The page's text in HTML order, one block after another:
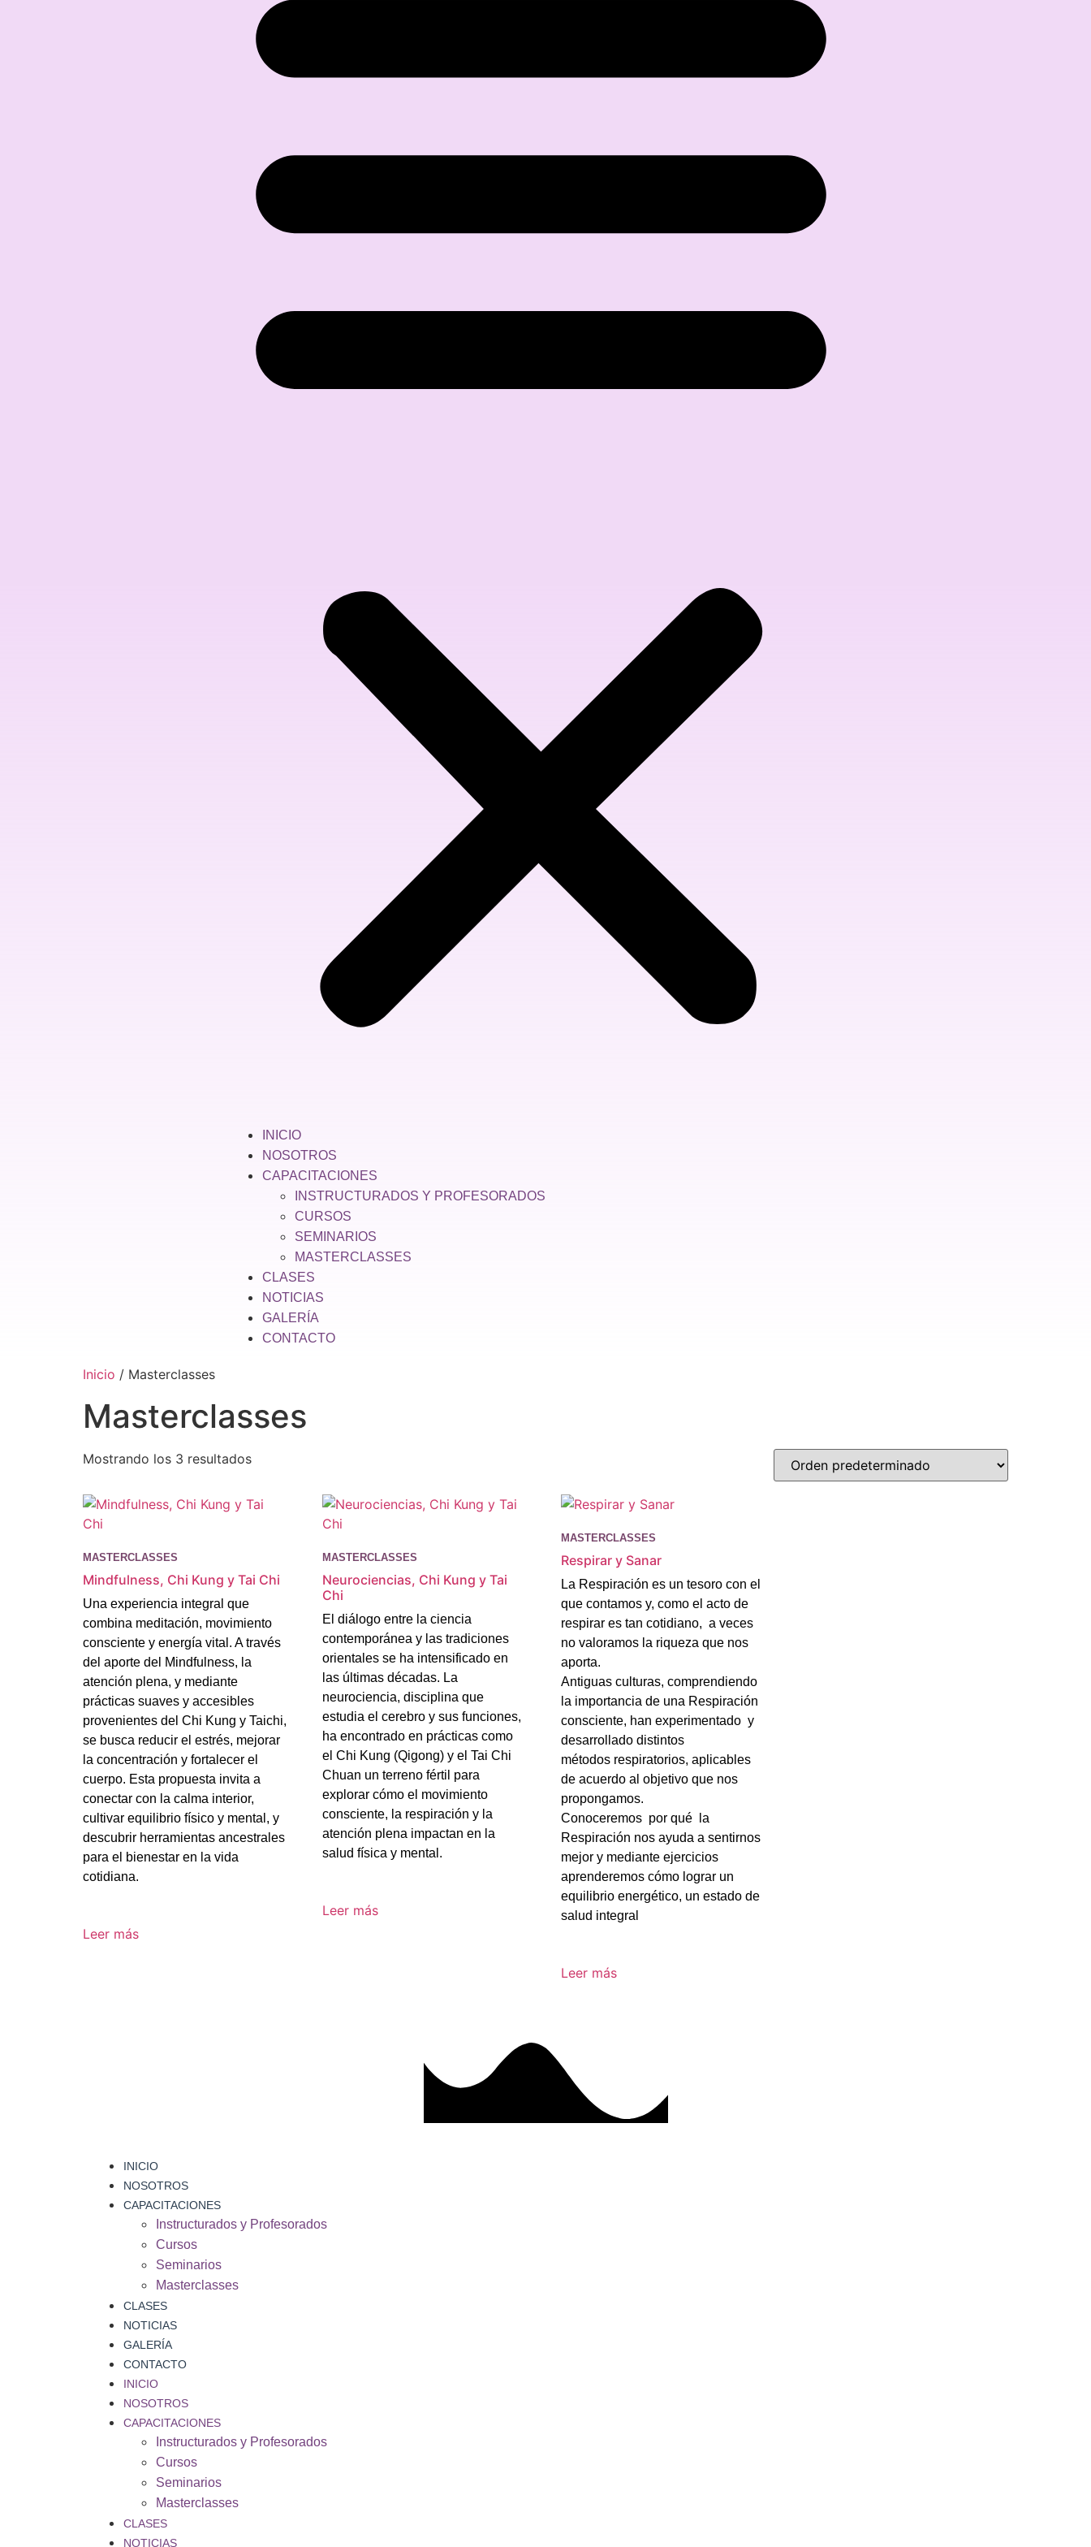
INICIO
NOSOTROS
CAPACITACIONES
INSTRUCTURADOS Y PROFESORADOS
CURSOS
SEMINARIOS
MASTERCLASSES
CLASES
NOTICIAS
GALERÍA
CONTACTO
Inicio / Masterclasses
Masterclasses
Mostrando los 3 resultados
MASTERCLASSES
Mindfulness, Chi Kung y Tai Chi
Una experiencia integral que
combina meditación, movimiento
consciente y energía vital. A través
del aporte del Mindfulness, la
atención plena, y mediante
prácticas suaves y accesibles
provenientes del Chi Kung y Taichi,
se busca reducir el estrés, mejorar
la concentración y fortalecer el
cuerpo. Esta propuesta invita a
conectar con la calma interior,
cultivar equilibrio físico y mental, y
descubrir herramientas ancestrales
para el bienestar en la vida
cotidiana.
Leer más
MASTERCLASSES
Neurociencias, Chi Kung y Tai
Chi
El diálogo entre la ciencia
contemporánea y las tradiciones
orientales se ha intensificado en
las últimas décadas. La
neurociencia, disciplina que
estudia el cerebro y sus funciones,
ha encontrado en prácticas como
el Chi Kung (Qigong) y el Tai Chi
Chuan un terreno fértil para
explorar cómo el movimiento
consciente, la respiración y la
atención plena impactan en la
salud física y mental.
Leer más
MASTERCLASSES
Respirar y Sanar
La Respiración es un tesoro con el
que contamos y, como el acto de
respirar es tan cotidiano, a veces
no valoramos la riqueza que nos
aporta.
Antiguas culturas, comprendiendo
la importancia de una Respiración
consciente, han experimentado y
desarrollado distintos
métodos respiratorios, aplicables
de acuerdo al objetivo que nos
propongamos.
Conoceremos por qué la
Respiración nos ayuda a sentirnos
mejor y mediante ejercicios
aprenderemos cómo lograr un
equilibrio energético, un estado de
salud integral
Leer más
INICIO
NOSOTROS
CAPACITACIONES
Instructurados y Profesorados
Cursos
Seminarios
Masterclasses
CLASES
NOTICIAS
GALERÍA
CONTACTO
INICIO
NOSOTROS
CAPACITACIONES
Instructurados y Profesorados
Cursos
Seminarios
Masterclasses
CLASES
NOTICIAS